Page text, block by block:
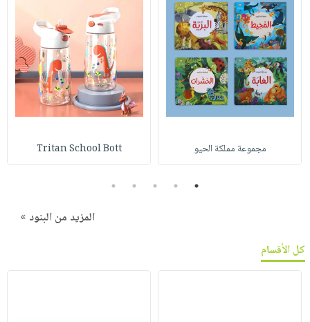
مجموعة مملكة الحيو Tritan School Bott
1
2
3
4
5
المزيد من البنود »
كل الأقسام